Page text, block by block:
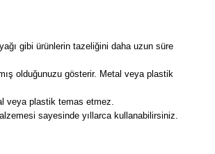
gibi ürünlerin tazeliğini daha uzun süre
olduğunuzu gösterir. Metal veya plastik
veya plastik temas etmez.
sayesinde yıllarca kullanabilirsiniz.